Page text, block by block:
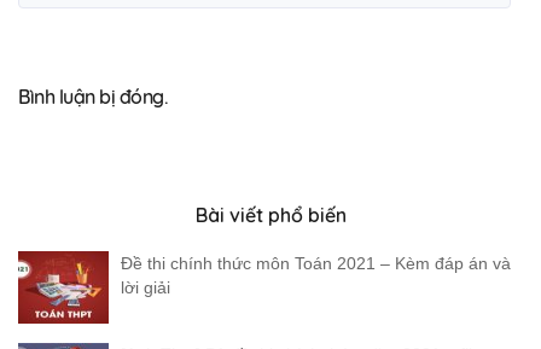
Bình luận bị đóng.
Bài viết phổ biến
Đề thi chính thức môn Toán 2021 – Kèm đáp án và
lời giải